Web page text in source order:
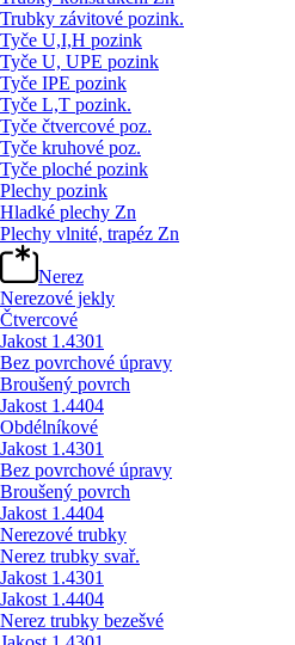
Trubky závitové pozink.
Tyče U,I,H pozink
Tyče U, UPE pozink
Tyče IPE pozink
Tyče L,T pozink.
Tyče čtvercové poz.
Tyče kruhové poz.
Tyče ploché pozink
Plechy pozink
Hladké plechy Zn
Plechy vlnité, trapéz Zn
Nerez
Nerezové jekly
Čtvercové
Jakost 1.4301
Bez povrchové úpravy
Broušený povrch
Jakost 1.4404
Obdélníkové
Jakost 1.4301
Bez povrchové úpravy
Broušený povrch
Jakost 1.4404
Nerezové trubky
Nerez trubky svař.
Jakost 1.4301
Jakost 1.4404
Nerez trubky bezešvé